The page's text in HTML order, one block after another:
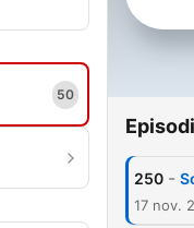
50
250 -
17 nov.